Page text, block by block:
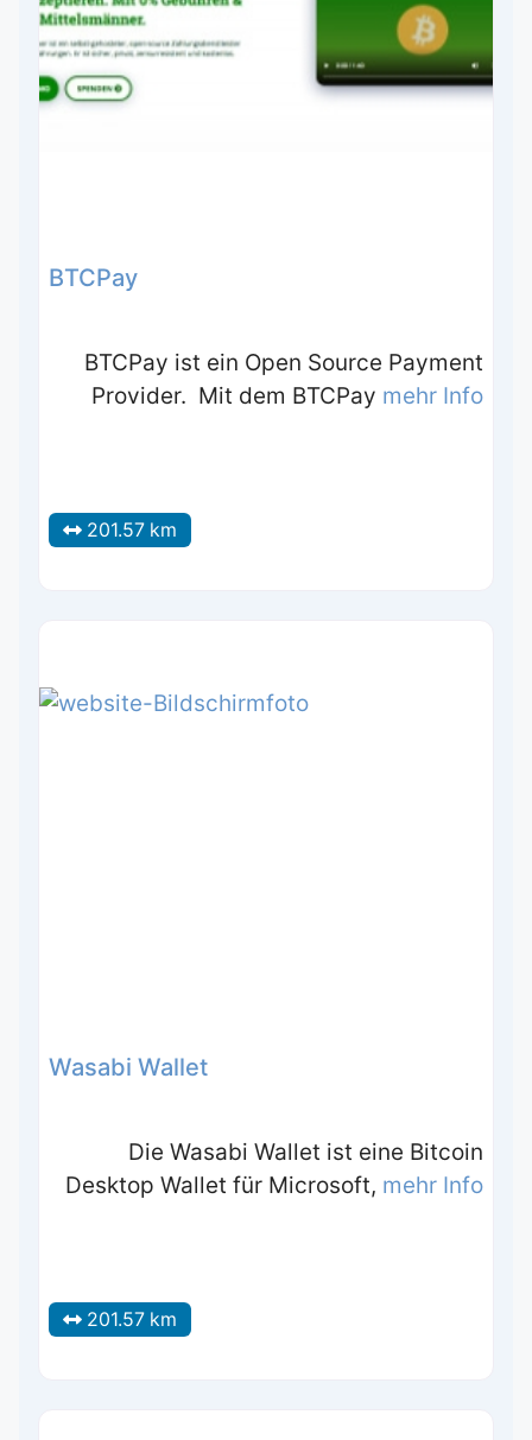
BTCPay
BTCPay ist ein Open Source Payment
Provider. Mit dem BTCPay mehr Info
201.57 km
Wasabi Wallet
Die Wasabi Wallet ist eine Bitcoin
Desktop Wallet für Microsoft, mehr Info
201.57 km